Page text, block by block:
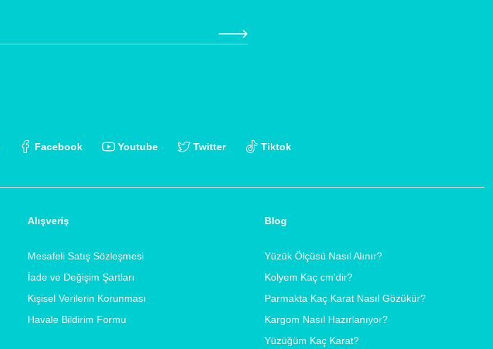
Facebook Youtube Twitter Tiktok
Alışveriş
Mesafeli Satış Sözleşmesi
İade ve Değişim Şartları
Kişisel Verilerin Korunması
Havale Bildirim Formu
Blog
Yüzük Ölçüsü Nasıl Alınır?
Kolyem Kaç cm'dir?
Parmakta Kaç Karat Nasıl Gözükür?
Kargom Nasıl Hazırlanıyor?
Yüzüğüm Kaç Karat?